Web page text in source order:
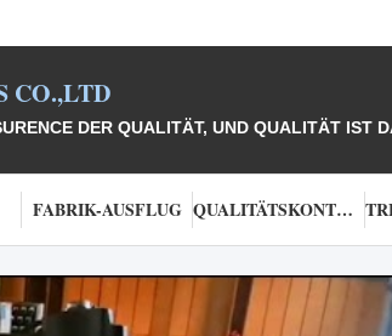
CO.,LTD
DER QUALITÄT, UND QUALITÄT IST
FABRIK-AUSFLUG QUALITÄTSKONTROLLE